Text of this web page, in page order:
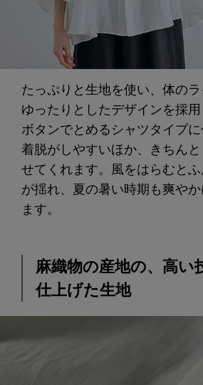
たっぷりと生地を使い、体の
ゆったりとしたデザインを採
ボタンでとめるシャツタイプ
着脱がしやすいほか、きちん
せてくれます。風をはらむと
が揺れ、夏の暑い時期も爽や
ます。
麻織物の産地の、高い
仕上げた生地